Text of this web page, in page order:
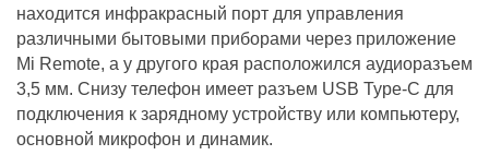
находится инфракрасный порт для управления
различными бытовыми приборами через приложение
Mi Remote, а у другого края расположился аудиоразъем
3,5 мм. Снизу телефон имеет разъем USB Type-C для
подключения к зарядному устройству или компьютеру,
основной микрофон и динамик.